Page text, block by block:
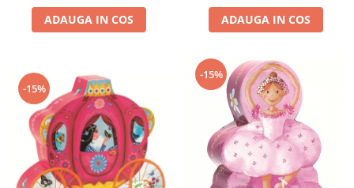
ADAUGA IN COS ADAUGA IN COS
-15%
-15%